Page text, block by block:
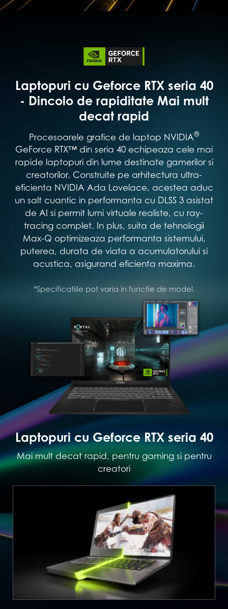
Laptopuri cu Geforce RTX seria 40
- Dincolo de rapiditate Mai mult
decat rapid
Procesoarele grafice de laptop NVIDIA®
GeForce RTX™ din seria 40 echipeaza cele mai
rapide laptopuri din lume destinate gamerilor si
creatorilor. Construite pe arhitectura ultra-
eficienta NVIDIA Ada Lovelace, acestea aduc
un salt cuantic in performanta cu DLSS 3 asistat
de AI si permit lumi virtuale realiste, cu ray-
tracing complet. In plus, suita de tehnologii
Max-Q optimizeaza performanta sistemului,
puterea, durata de viata a acumulatorului si
acustica, asigurand eficienta maxima.
*Specificatiile pot varia in functie de model.
Laptopuri cu Geforce RTX seria 40
Mai mult decat rapid, pentru gaming si pentru
creatori